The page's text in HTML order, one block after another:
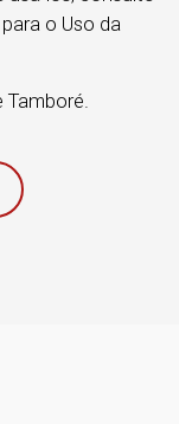
o Uso da